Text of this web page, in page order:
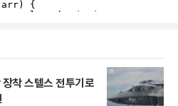
착 스텔스 전투기로